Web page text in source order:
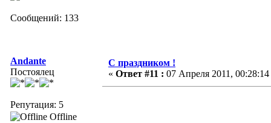
Сообщений: 133
Andante
Постоялец
Репутация: 5
Offline
С праздником !
« Ответ #11 : 07 Апреля 2011, 00:28:14